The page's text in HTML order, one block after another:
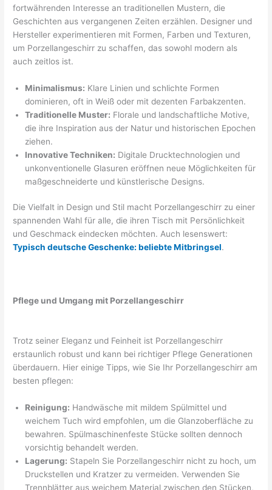
fortwährenden Interesse an traditionellen Mustern, die
Geschichten aus vergangenen Zeiten erzählen. Designer und
Hersteller experimentieren mit Formen, Farben und Texturen,
um Porzellangeschirr zu schaffen, das sowohl modern als
auch zeitlos ist.
Minimalismus: Klare Linien und schlichte Formen
dominieren, oft in Weiß oder mit dezenten Farbakzenten.
Traditionelle Muster: Florale und landschaftliche Motive,
die ihre Inspiration aus der Natur und historischen Epochen
ziehen.
Innovative Techniken: Digitale Drucktechnologien und
unkonventionelle Glasuren eröffnen neue Möglichkeiten für
maßgeschneiderte und künstlerische Designs.
Die Vielfalt in Design und Stil macht Porzellangeschirr zu einer
spannenden Wahl für alle, die ihren Tisch mit Persönlichkeit
und Geschmack eindecken möchten. Auch lesenswert:
Typisch deutsche Geschenke: beliebte Mitbringsel.
Pflege und Umgang mit Porzellangeschirr
Trotz seiner Eleganz und Feinheit ist Porzellangeschirr
erstaunlich robust und kann bei richtiger Pflege Generationen
überdauern. Hier einige Tipps, wie Sie Ihr Porzellangeschirr am
besten pflegen:
Reinigung: Handwäsche mit mildem Spülmittel und
weichem Tuch wird empfohlen, um die Glanzoberfläche zu
bewahren. Spülmaschinenfeste Stücke sollten dennoch
vorsichtig behandelt werden.
Lagerung: Stapeln Sie Porzellangeschirr nicht zu hoch, um
Druckstellen und Kratzer zu vermeiden. Verwenden Sie
Trennblätter aus weichem Material zwischen den Stücken,